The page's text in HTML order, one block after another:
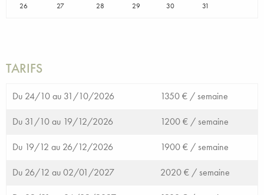
26 27 28 29 30 31
TARIFS
Du 24/10 au 31/10/2026 1350 € /semaine
Du 31/10 au 19/12/2026 1200 € /semaine
Du 19/12 au 26/12/2026 1900 € /semaine
Du 26/12 au 02/01/2027 2020 € /semaine